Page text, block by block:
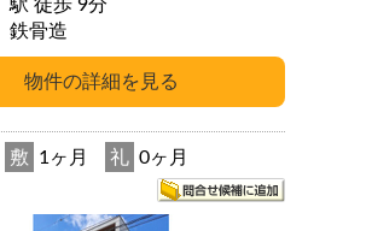
駅 徒歩 9分
鉄骨造
敷 1ヶ月 礼 0ヶ月